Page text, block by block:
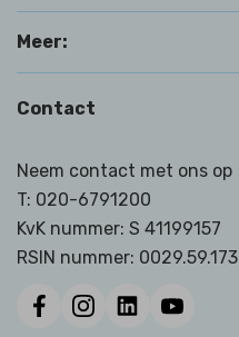
Meer:
Contact
Neem contact met ons op
T: 020-6791200
KvK nummer: S 41199157
RSIN nummer: 0029.59.173